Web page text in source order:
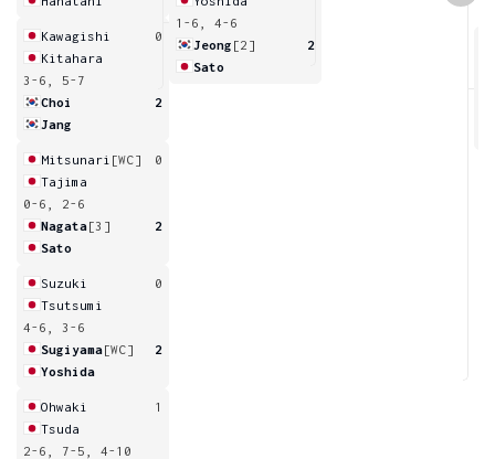
Kawagishi
0
Kitahara
3-6, 5-7
Choi
2
Jang
Mitsunari [WC]
0
Tajima
0-6, 2-6
Nagata[3]
2
Sato
Suzuki
0
Tsutsumi
4-6, 3-6
Sugiyama[WC]
2
Yoshida
Ohwaki
1
Tsuda
2-6, 7-5, 4-10
1-6, 4-6
Jeong [2]
2
Sato